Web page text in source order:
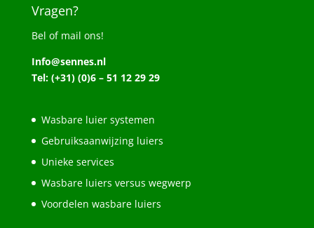
Vragen?
Bel of mail ons!
Info@sennes.nl
Tel: (+31) (0)6 – 51 12 29 29
Wasbare luier systemen
Gebruiksaanwijzing luiers
Unieke services
Wasbare luiers versus wegwerp
Voordelen wasbare luiers